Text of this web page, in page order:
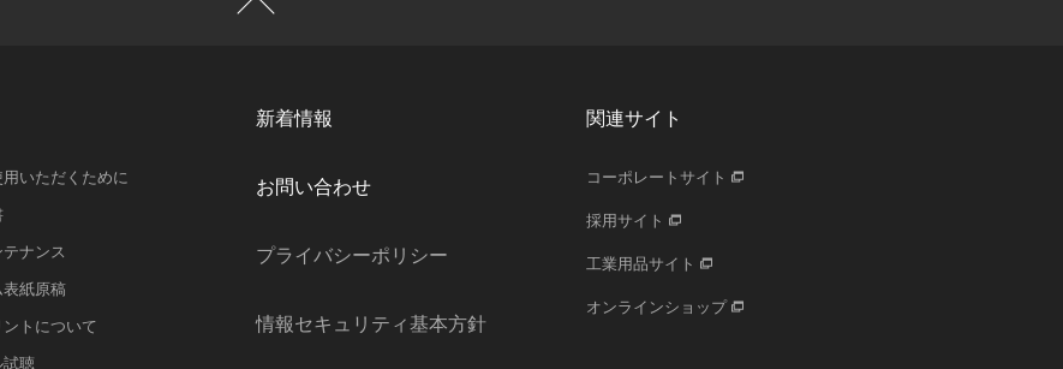
いただくために
ナンス
表紙原稿
トについて
試聴
新着情報
お問い合わせ
プライバシーポリシー
情報セキュリティ基本方針
関連サイト
コーポレートサイト
採用サイト
工業用品サイト
オンラインショップ